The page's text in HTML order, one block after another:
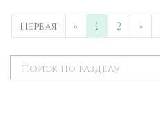
Первая « 1 2 »